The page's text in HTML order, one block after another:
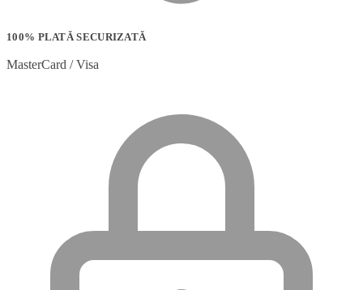
100% PLATĂ SECURIZATĂ
MasterCard / Visa